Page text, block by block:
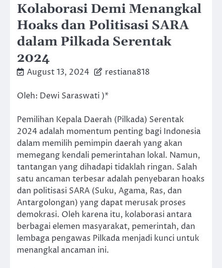
Kolaborasi Demi Menangkal
Hoaks dan Politisasi SARA
dalam Pilkada Serentak
2024
August 13, 2024 restiana818
Oleh: Dewi Saraswati )*
Pemilihan Kepala Daerah (Pilkada) Serentak
2024 adalah momentum penting bagi Indonesia
dalam memilih pemimpin daerah yang akan
memegang kendali pemerintahan lokal. Namun,
tantangan yang dihadapi tidaklah ringan. Salah
satu ancaman terbesar adalah penyebaran hoaks
dan politisasi SARA (Suku, Agama, Ras, dan
Antargolongan) yang dapat merusak proses
demokrasi. Oleh karena itu, kolaborasi antara
berbagai elemen masyarakat, pemerintah, dan
lembaga pengawas Pilkada menjadi kunci untuk
menangkal ancaman ini.